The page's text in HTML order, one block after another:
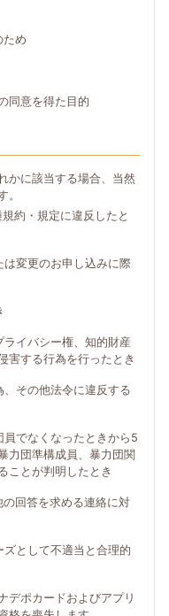
ため
同意を得た目的
かに該当する場合、当然
。
約・規定に違反したと
は変更のお申し込みに際
ライバシー権、知的財産
害する行為を行ったとき
、その他法令に違反する
員でなくなったときから5
力団準構成員、暴力団関
ことが判明したとき
の回答を求める連絡に対
ズとして不適当と合理的
デポカードおよびアプリ